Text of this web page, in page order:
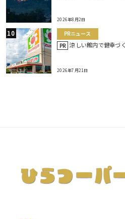
2026年8月2日
PRニュース
PR 涼しい館内で健幸づ
2026年7月21日